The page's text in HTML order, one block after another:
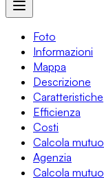
Foto
Informazioni
Mappa
Descrizione
Caratteristiche
Efficienza
Costi
Calcola mutuo
Agenzia
Calcola mutuo